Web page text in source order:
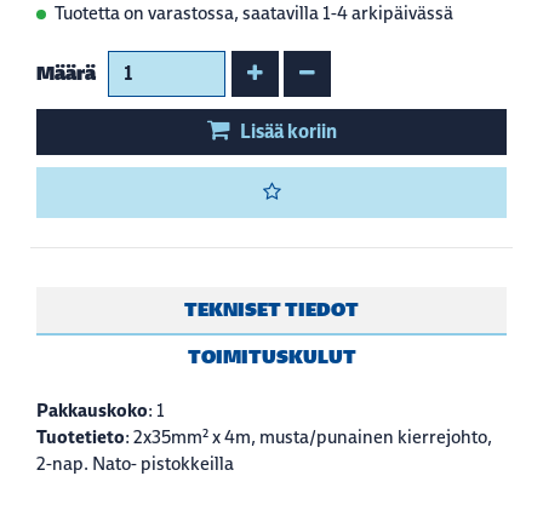
Tuotetta on varastossa, saatavilla 1-4 arkipäivässä
Määrä Kasvata määrää
Vähennä määrää
Lisää koriin
TEKNISET TIEDOT
TOIMITUSKULUT
Pakkauskoko: 1
Tuotetieto: 2x35mm² x 4m, musta/punainen kierrejohto,
2-nap. Nato- pistokkeilla